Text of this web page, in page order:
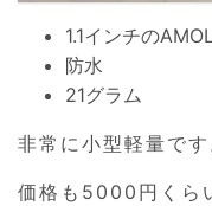
1.1インチの
防水
21グラム
非常に小型軽量です
価格も5000円くら